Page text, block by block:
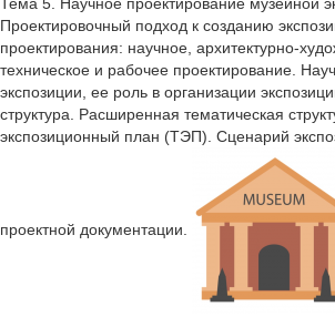
Проектировочный подход к созданию
проектирования: научное, архитектурно-
техническое и рабочее проектирование.
экспозиции, ее роль в организации
структура. Расширенная тематическая
экспозиционный план (ТЭП). Сценарий
проектной документации.